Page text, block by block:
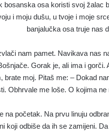
bosanska osa koristi svoj
i moju dušu, u tvoje i moje
banjalučka osa truje nas
nam pamet. Navikava nas
Gorak je, ali ima i
brate moj. Pitaš me: – Dokad
Obhrvale me loše. O kojima
na početak. Na prvu linuju
koji odbiše da ih se zamijeni.